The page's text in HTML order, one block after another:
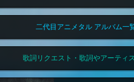
二代目アニメタル アルバム一
歌詞リクエスト・歌詞やアーティ